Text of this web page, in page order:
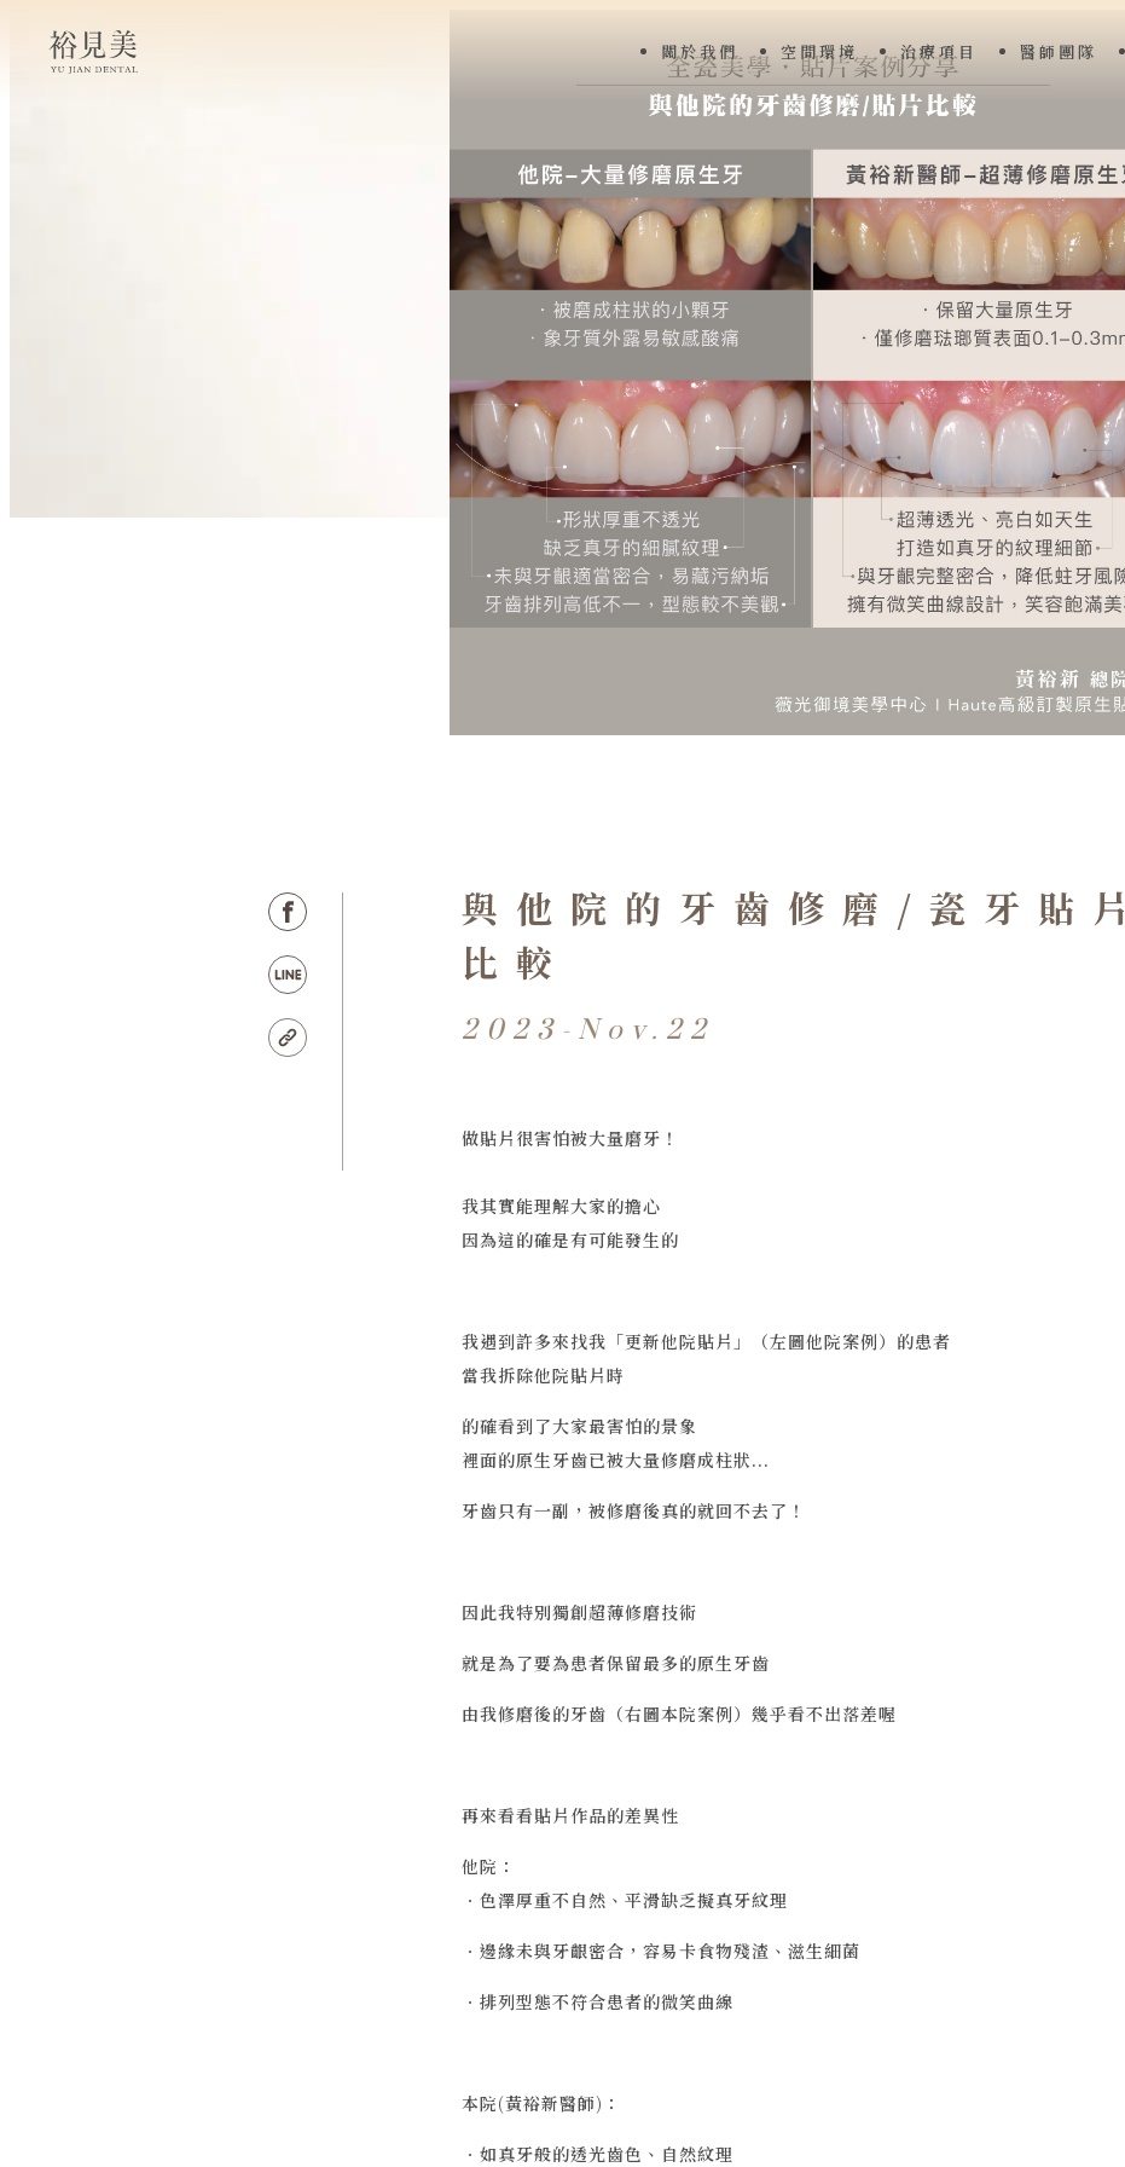
關於我們 空間環境 治療項目 醫師團隊
首頁
關於我們
空間環境
醫師團隊
醫師專欄
診所設備
與他院的牙齒修磨/瓷牙貼片
比較
2023-Nov.22
做貼片很害怕被大量磨牙！
我其實能理解大家的擔心
因為這的確是有可能發生的
我遇到許多來找我「更新他院貼片」（左圖他院案例）的患者
當我拆除他院貼片時
的確看到了大家最害怕的景象
裡面的原生牙齒已被大量修磨成柱狀...
牙齒只有一副，被修磨後真的就回不去了！
因此我特別獨創超薄修磨技術
就是為了要為患者保留最多的原生牙齒
由我修磨後的牙齒（右圖本院案例）幾乎看不出落差喔
再來看看貼片作品的差異性
他院：
．色澤厚重不自然、平滑缺乏擬真牙紋理
．邊緣未與牙齦密合，容易卡食物殘渣、滋生細菌
．排列型態不符合患者的微笑曲線
本院(黃裕新醫師)：
．如真牙般的透光齒色、自然紋理